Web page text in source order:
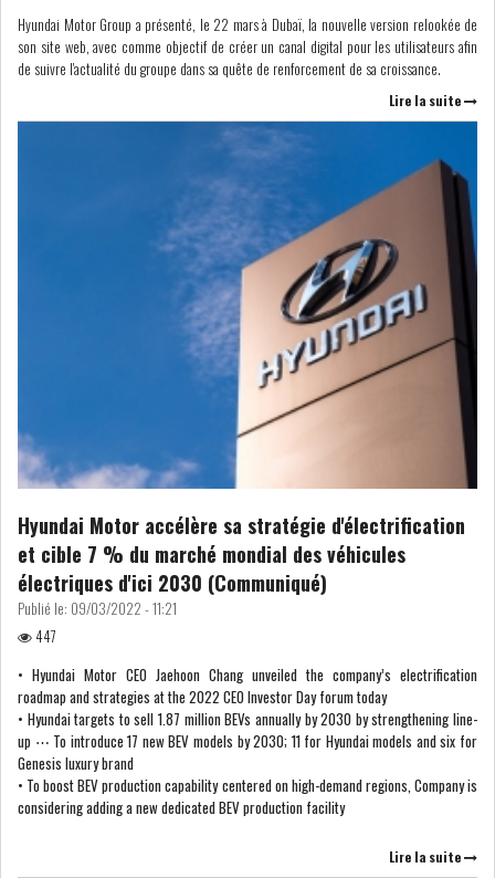
LE PÉTROLE SE STABILISE
SOUS LES 80 DOLL...
DANS UNE ÈRE DE FAIBLE
CROISSANCE, L...
RSS
Hyundai Motor Group a présenté, le 22 mars à Dubaï, la nouvelle version relookée de
son site web, avec comme objectif de créer un canal digital pour les utilisateurs afin
de suivre l'actualité du groupe dans sa quête de renforcement de sa croissance.
Lire la suite
Hyundai Motor accélère sa stratégie d'électrification
et cible 7 % du marché mondial des véhicules
électriques d'ici 2030 (Communiqué)
Publié le: 09/03/2022 - 11:21
447
• Hyundai Motor CEO Jaehoon Chang unveiled the company’s electrification
roadmap and strategies at the 2022 CEO Investor Day forum today
• Hyundai targets to sell 1.87 million BEVs annually by 2030 by strengthening line-
up ⋯ To introduce 17 new BEV models by 2030; 11 for Hyundai models and six for
Genesis luxury brand
• To boost BEV production capability centered on high-demand regions, Company is
considering adding a new dedicated BEV production facility
Lire la suite